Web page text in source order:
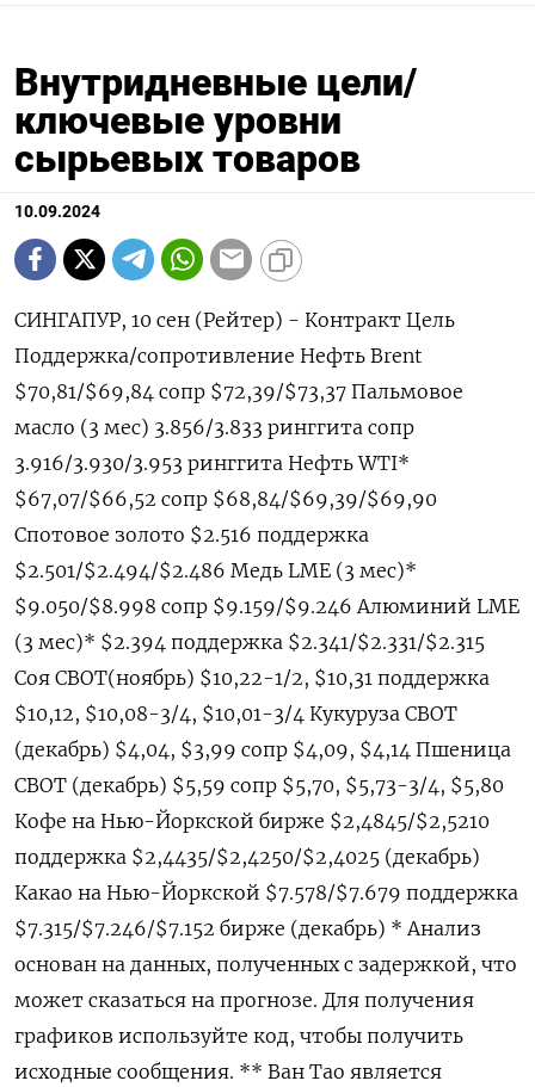
Внутридневные цели/
ключевые уровни
сырьевых товаров
10.09.2024
СИНГАПУР, 10 сен (Рейтер) - Контракт Цель
Поддержка/сопротивление Нефть Brent
$70,81/$69,84 сопр $72,39/$73,37 Пальмовое
масло (3 мес) 3.856/3.833 ринггита сопр
3.916/3.930/3.953 ринггита Нефть WTI*
$67,07/$66,52 сопр $68,84/$69,39/$69,90
Спотовое золото $2.516 поддержка
$2.501/$2.494/$2.486 Медь LME (3 мес)*
$9.050/$8.998 сопр $9.159/$9.246 Алюминий LME
(3 мес)* $2.394 поддержка $2.341/$2.331/$2.315
Соя CBOT(ноябрь) $10,22-1/2, $10,31 поддержка
$10,12, $10,08-3/4, $10,01-3/4 Кукуруза CBOT
(декабрь) $4,04, $3,99 сопр $4,09, $4,14 Пшеница
CBOT (декабрь) $5,59 сопр $5,70, $5,73-3/4, $5,80
Кофе на Нью-Йоркской бирже $2,4845/$2,5210
поддержка $2,4435/$2,4250/$2,4025 (декабрь)
Какао на Нью-Йоркской $7.578/$7.679 поддержка
$7.315/$7.246/$7.152 бирже (декабрь) * Анализ
основан на данных, полученных с задержкой, что
может сказаться на прогнозе. Для получения
графиков используйте код, чтобы получить
исходные сообщения. ** Ван Тао является